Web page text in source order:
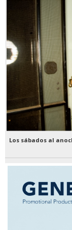
Los sábados al